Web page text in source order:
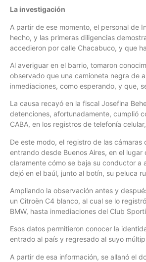
La investigación
A partir de ese momento, el personal de
hecho, y las primeras diligencias
accedieron por calle Chacabuco, y que
Al averiguar en el barrio, tomaron
observado que una camioneta negra de
inmediaciones, como esperando, y que,
La causa recayó en la fiscal Josefina
detenciones, afortunadamente, cumplió
CABA, en los registros de telefonía
De este modo, el registro de las
entrando desde Buenos Aires, en el
claramente cómo se baja su conductor a
dejó en el baúl, junto al botín, su peluca
Ampliando la observación antes y
un Citroën C4 blanco, al cual se lo
BMW, hasta inmediaciones del Club
Esos datos permitieron conocer la
entrado al país y regresado al suyo
A partir de esa información, se allanó el